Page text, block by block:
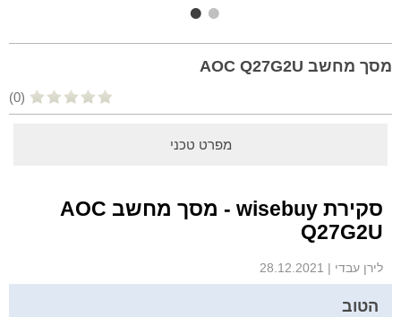
מסך מחשב AOC Q27G2U
(0)
מפרט טכני
סקירת wisebuy - מסך מחשב AOC
Q27G2U
לירן עבדי |
הטוב